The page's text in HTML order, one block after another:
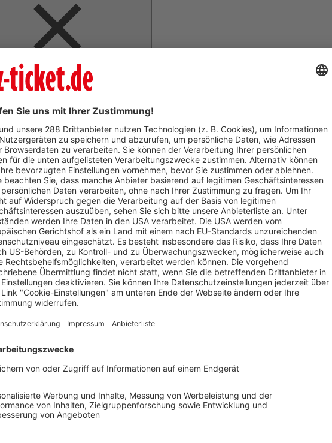
Kino Klassik Kunst & Museen Märkte & Messen Narretei